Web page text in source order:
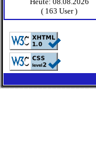
( 163 User )